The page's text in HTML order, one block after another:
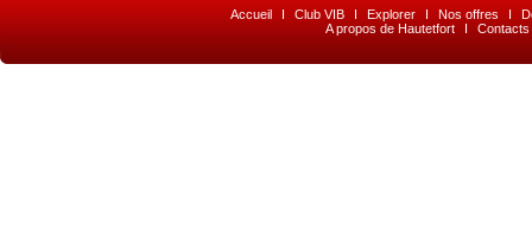
Accueil I Club VIB I Explorer I Nos offres I
A propos de Hautetfort
I Contacts